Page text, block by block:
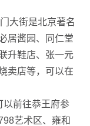
大街是北京著名
居酱园、同仁堂
升鞋店、张一元
卖店等，可以在
以前往恭王府参
艺术区、雍和